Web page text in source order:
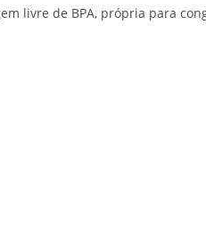
livre de BPA, própria para